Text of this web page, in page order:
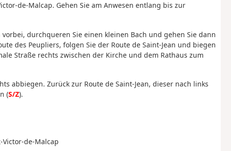
de-Malcap. Gehen Sie am Anwesen entlang bis zur
durchqueren Sie einen kleinen Bach und gehen Sie dann
des Peupliers, folgen Sie der Route de Saint-Jean und biegen
Straße rechts zwischen der Kirche und dem Rathaus zum
abbiegen. Zurück zur Route de Saint-Jean, dieser nach links
(S/Z).
de-Malcap